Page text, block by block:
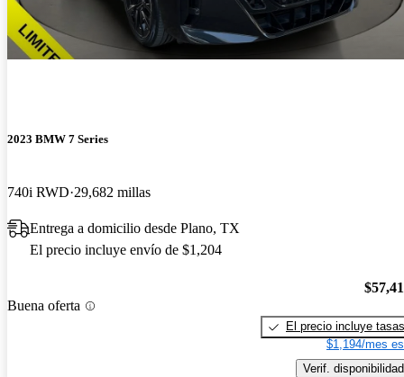
2023 BMW 7 Series
740i RWD 29,682 millas
Entrega a domicilio desde Plano, TX
El precio incluye envío de $1,204
Buena oferta
El precio incluye tasas
$1,194/mes
Verif. disponibilidad